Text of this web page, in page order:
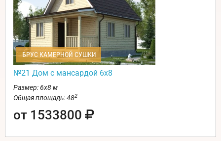
БРУС КАМЕРНОЙ СУШКИ
№21 Дом с мансардой 6х8
Размер: 6х8 м
Общая площадь: 482
от 1533800